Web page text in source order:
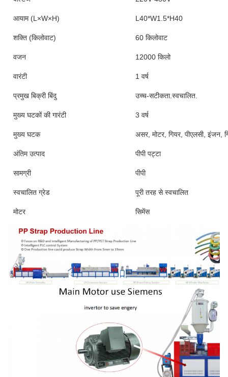
आयाम (L×W×H) L40*W1.5*H40
शक्ति (किलोवाट) 60 किलोवाट
वजन 12000 किलो
वारंटी 1 वर्ष
प्रमुख बिक्री बिंदु उच्च-सटीकता.स्वचालित.
मुख्य घटकों की गारंटी 3 वर्ष
मुख्य घटक असर, मोटर, गियर, पीएलसी, इंजन,
अंतिम उत्पाद पीपी पट्टा
सामग्री पीपी
स्वचालित ग्रेड पूरी तरह से स्वचालित
मोटर सिमेंस